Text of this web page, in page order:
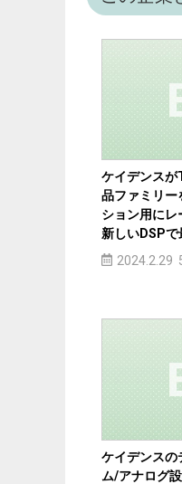
ケイデンス
品ファミリ
ション用にレ
新しいDSPで
2024.2.29
ケイデンスの
ム/アナログ